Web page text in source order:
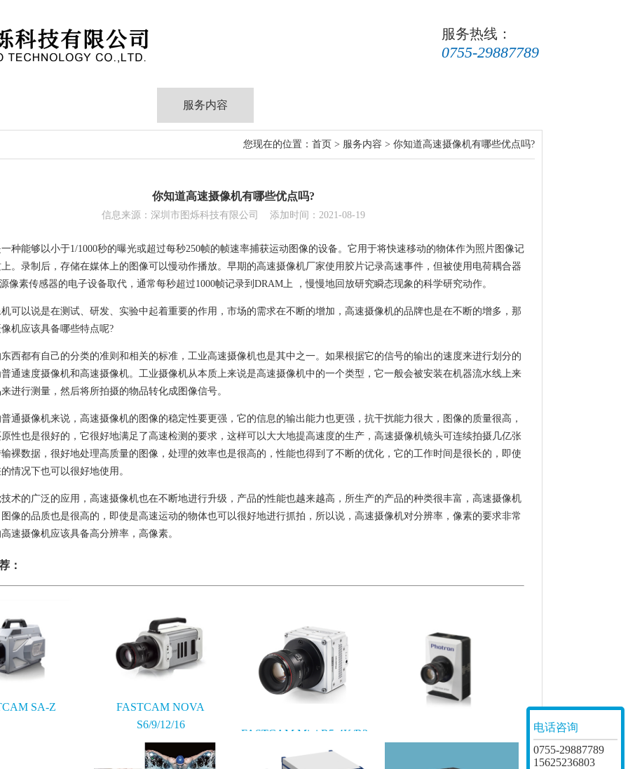
服务热线：
0755-29887789
服务内容
您现在的位置： 首页 > 服务内容 > 你知道高速摄像机有哪些优点吗?
你知道高速摄像机有哪些优点吗?
信息来源：深圳市图烁科技有限公司 添加时间：2021-08-19
种能够以小于1/1000秒的曝光或超过每秒250帧的帧速率捕获运动图像的设备。它用于将快速移动的物体作为照片图像记
。录制后，存储在媒体上的图像可以慢动作播放。早期的高速摄像机厂家使用胶片记录高速事件，但被使用电荷耦合器
像素传感器的电子设备取代，通常每秒超过1000帧记录到DRAM上 ，慢慢地回放研究瞬态现象的科学研究动作。
可以说是在测试、研发、实验中起着重要的作用，市场的需求在不断的增加，高速摄像机的品牌也是在不断的增多，那
机应该具备哪些特点呢?
西都有自己的分类的准则和相关的标准，工业高速摄像机也是其中之一。如果根据它的信号的输出的速度来进行划分的
通速度摄像机和高速摄像机。工业摄像机从本质上来说是高速摄像机中的一个类型，它一般会被安装在机器流水线上来
进行测量，然后将所拍摄的物品转化成图像信号。
通摄像机来说，高速摄像机的图像的稳定性要更强，它的信息的输出能力也更强，抗干扰能力很大，图像的质量很高，
性也是很好的，它很好地满足了高速检测的要求，这样可以大大地提高速度的生产，高速摄像机镜头可连续拍摄几亿张
裸数据，很好地处理高质量的图像，处理的效率也是很高的，性能也得到了不断的优化，它的工作时间是很长的，即使
情况下也可以很好地使用。
术的广泛的应用，高速摄像机也在不断地进行升级，产品的性能也越来越高，所生产的产品的种类很丰富，高速摄像机
像的品质也是很高的，即使是高速运动的物体也可以很好地进行抓拍，所以说，高速摄像机对分辨率，像素的要求非常
速摄像机应该具备高分辨率，高像素。
：
SA-Z
FASTCAM NOVA
S6/9/12/16
FASTCAM Mini R5-4K/R3-
4K
FASTCAM Orion S40
电话咨询
0755-29887789
15625236803